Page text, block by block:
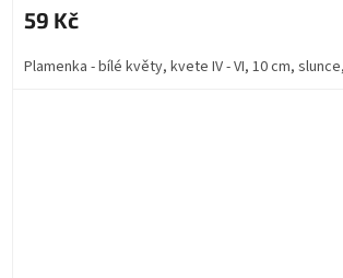
59 Kč
Plamenka - bílé květy, kvete IV - VI, 10 cm,